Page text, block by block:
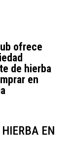
ofrece
de hierba
en
EN